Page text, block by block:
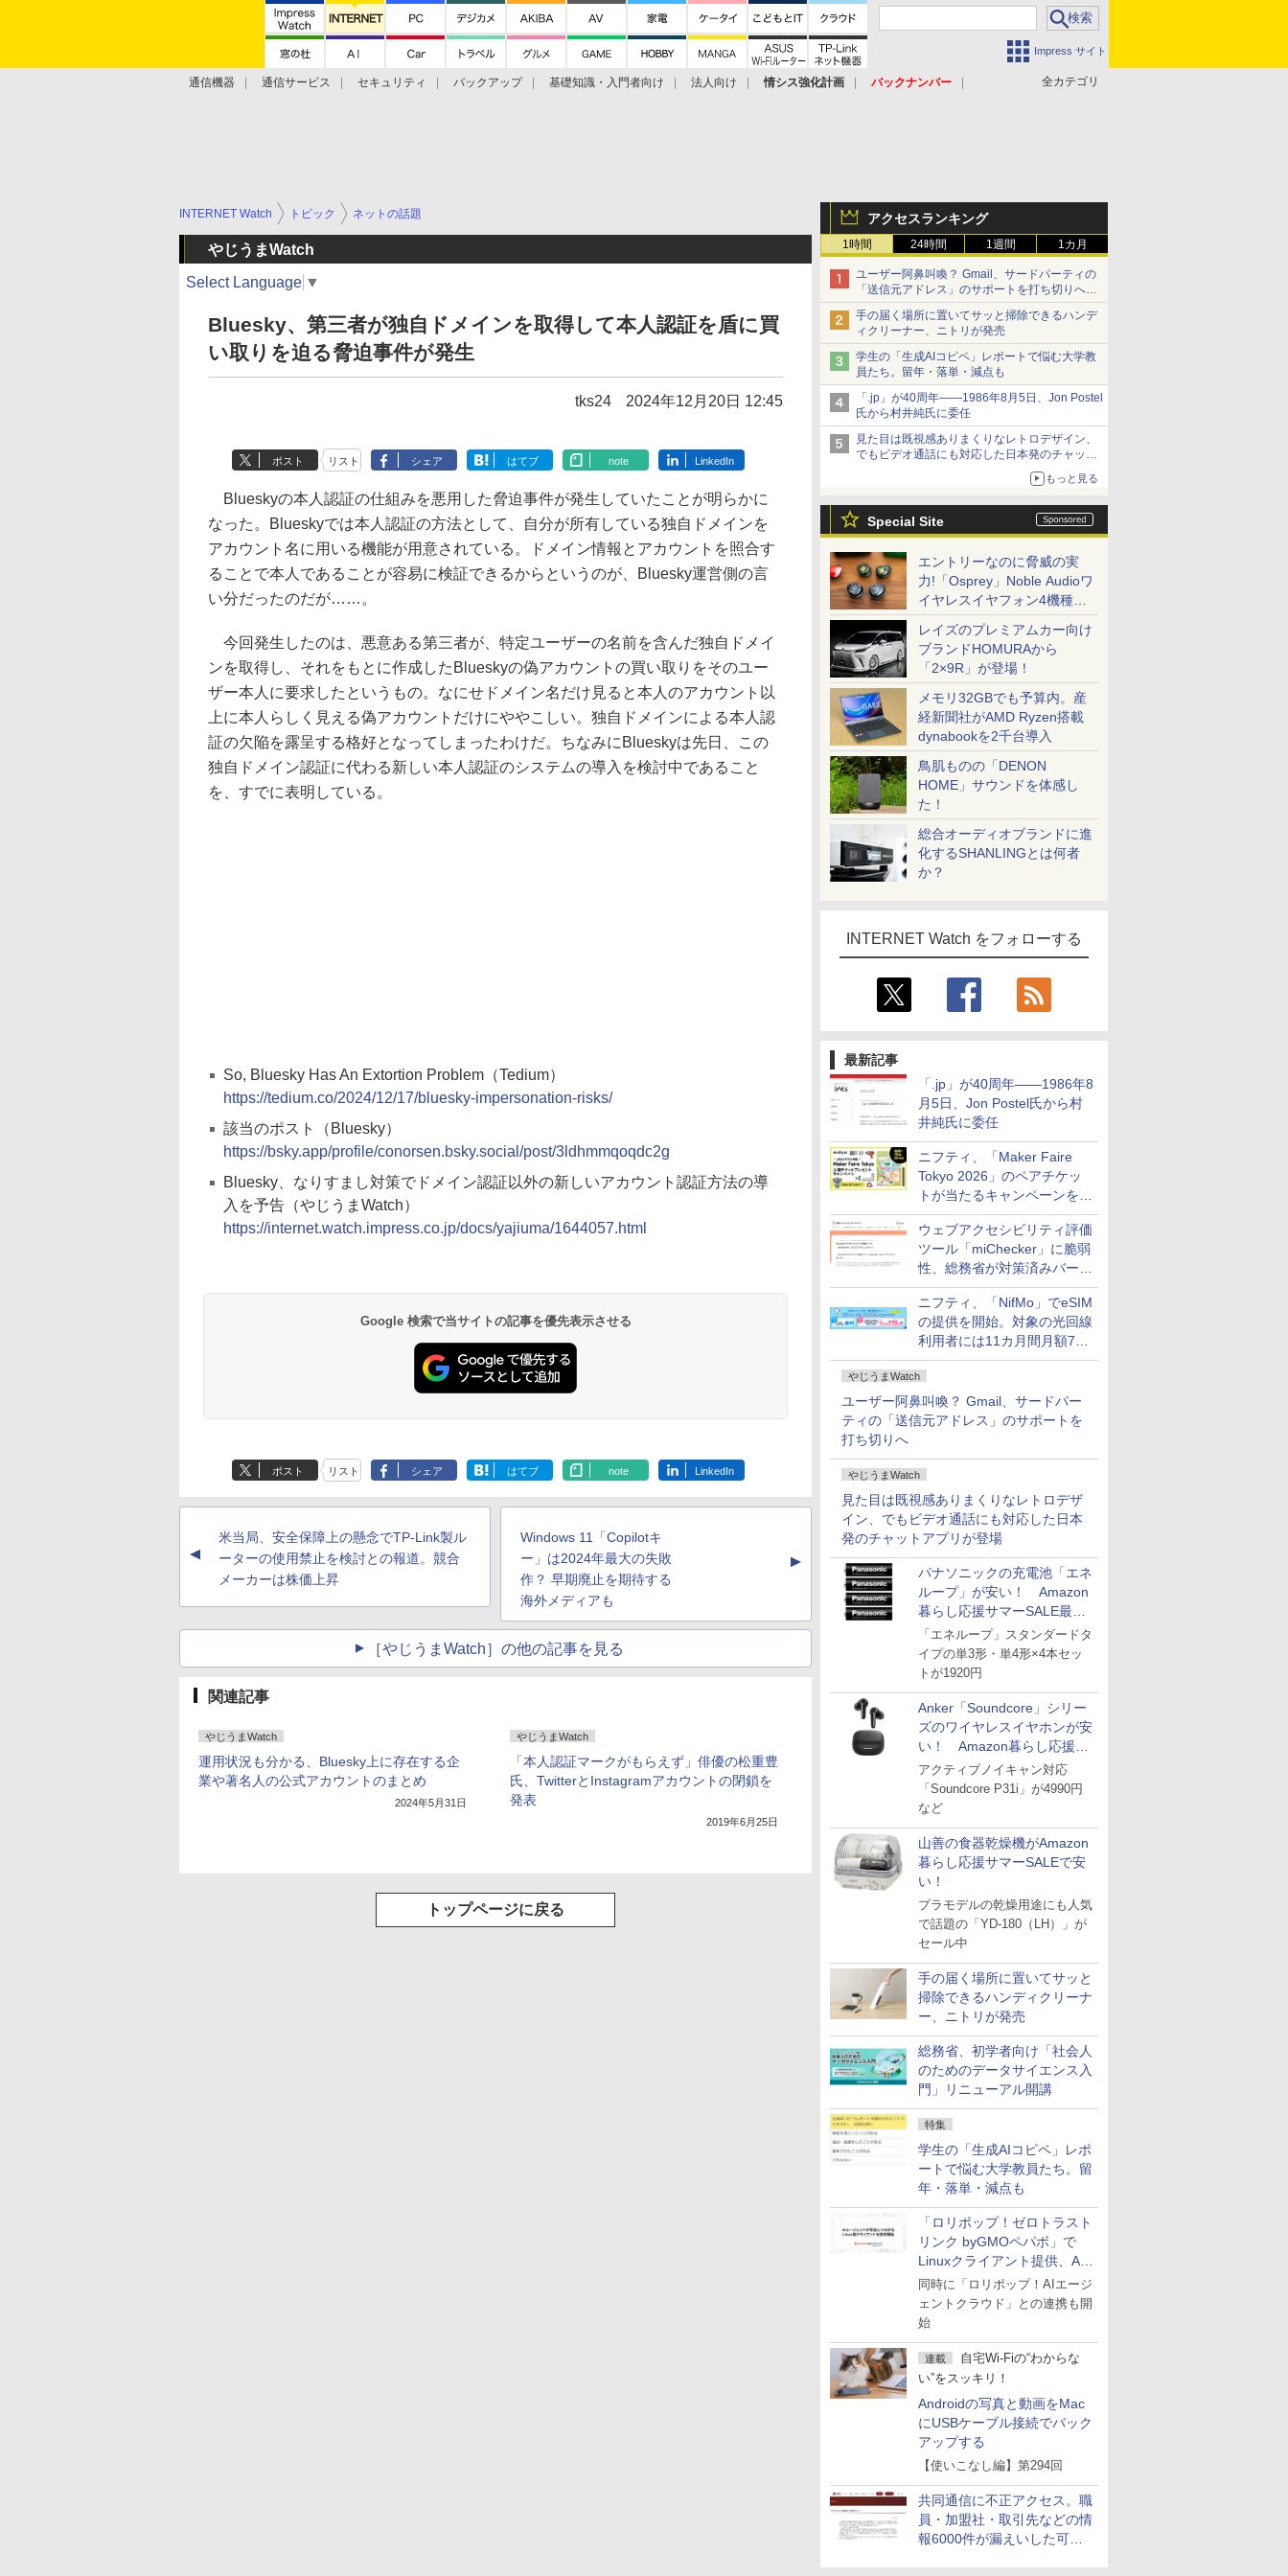
Impress サイト
全カテゴリ
通信機器 通信サービス セキュリティ バックアップ 基礎知識・入門者向け 法人向け 情シス強化計画
バックナンバー
アクセスランキング
1時間 24時間 1週間 1カ月
ユーザー阿鼻叫喚？ Gmail、サードパーティの
「送信元アドレス」のサポートを打ち切りへ
【やじうまWatch】
手の届く場所に置いてサッと掃除できるハンデ
ィクリーナー、ニトリが発売
学生の「生成AIコピペ」レポートで悩む大学教
員たち。留年・落単・減点も
「.jp」が40周年――1986年8月5日、Jon Postel
氏から村井純氏に委任
見た目は既視感ありまくりなレトロデザイン、
でもビデオ通話にも対応した日本発のチャット
もっと見る
Special Site
エントリーなのに脅威の実
力!「Osprey」Noble Audioワ
イヤレスイヤフォン4機種を
一気に聴く
レイズのプレミアムカー向け
ブランドHOMURAから
「2×9R」が登場！
メモリ32GBでも予算内。産
経新聞社がAMD Ryzen搭載
dynabookを2千台導入
鳥肌ものの「DENON
HOME」サウンドを体感し
た！
総合オーディオブランドに進
化するSHANLINGとは何者
か？
INTERNET Watch をフォローする
最新記事
「.jp」が40周年――1986年8
月5日、Jon Postel氏から村
井純氏に委任
ニフティ、「Maker Faire
Tokyo 2026」のペアチケッ
トが当たるキャンペーンをX
で実施。8月16日まで
ウェブアクセシビリティ評価
ツール「miChecker」に脆弱
性、総務省が対策済みバージ
ョンへの更新を呼び掛け
ニフティ、「NifMo」でeSIM
の提供を開始。対象の光回線
利用者には11カ月間月額770
円割引のキャンペーン
やじうまWatch
ユーザー阿鼻叫喚？ Gmail、サードパー
ティの「送信元アドレス」のサポートを
打ち切りへ
やじうまWatch
見た目は既視感ありまくりなレトロデザ
イン、でもビデオ通話にも対応した日本
発のチャットアプリが登場
パナソニックの充電池「エネ
ループ」が安い！ Amazon
暮らし応援サマーSALE最終
日
「エネループ」スタンダードタ
イプの単3形・単4形×4本セッ
トが1920円
Anker「Soundcore」シリー
ズのワイヤレスイヤホンが安
い！ Amazon暮らし応援サ
マーSALE
アクティブノイキャン対応
「Soundcore P31i」が4990円
など
山善の食器乾燥機がAmazon
暮らし応援サマーSALEで安
い！
プラモデルの乾燥用途にも人気
で話題の「YD-180（LH）」が
セール中
手の届く場所に置いてサッと
掃除できるハンディクリーナ
ー、ニトリが発売
総務省、初学者向け「社会人
のためのデータサイエンス入
門」リニューアル開講
特集
学生の「生成AIコピペ」レポ
ートで悩む大学教員たち。留
年・落単・減点も
「ロリポップ！ゼロトラスト
リンク byGMOペパボ」で
Linuxクライアント提供、AI
エージェントの接続が容易に
同時に「ロリポップ！AIエージ
ェントクラウド」との連携も開
始
連載
自宅Wi-Fiの“わからな
い”をスッキリ！
Androidの写真と動画をMac
にUSBケーブル接続でバック
アップする
【使いこなし編】第294回
共同通信に不正アクセス。職
員・加盟社・取引先などの情
報6000件が漏えいした可能
INTERNET Watch トピック ネットの話題
やじうまWatch
Select Language ▼
Bluesky、第三者が独自ドメインを取得して本人認証を盾に買
い取りを迫る脅迫事件が発生
tks24 2024年12月20日 12:45
ポスト リスト シェア はてブ note LinkedIn
Blueskyの本人認証の仕組みを悪用した脅迫事件が発生していたことが明らかに
なった。Blueskyでは本人認証の方法として、自分が所有している独自ドメインを
アカウント名に用いる機能が用意されている。ドメイン情報とアカウントを照合す
ることで本人であることが容易に検証できるからというのが、Bluesky運営側の言
い分だったのだが……。
今回発生したのは、悪意ある第三者が、特定ユーザーの名前を含んだ独自ドメイ
ンを取得し、それをもとに作成したBlueskyの偽アカウントの買い取りをそのユー
ザー本人に要求したというもの。なにせドメイン名だけ見ると本人のアカウント以
上に本人らしく見える偽アカウントだけにややこしい。独自ドメインによる本人認
証の欠陥を露呈する格好となってしまったわけだ。ちなみにBlueskyは先日、この
独自ドメイン認証に代わる新しい本人認証のシステムの導入を検討中であること
を、すでに表明している。
So, Bluesky Has An Extortion Problem（Tedium）
https://tedium.co/2024/12/17/bluesky-impersonation-risks/
該当のポスト（Bluesky）
https://bsky.app/profile/conorsen.bsky.social/post/3ldhmmqoqdc2g
Bluesky、なりすまし対策でドメイン認証以外の新しいアカウント認証方法の導
入を予告（やじうまWatch）
https://internet.watch.impress.co.jp/docs/yajiuma/1644057.html
Google 検索で当サイトの記事を優先表示させる
ポスト リスト シェア はてブ note LinkedIn
▲
米当局、安全保障上の懸念でTP-Link製ル
ーターの使用禁止を検討との報道。競合
メーカーは株価上昇
Windows 11「Copilotキ
ー」は2024年最大の失敗
作？ 早期廃止を期待する
海外メディアも
▲
［やじうまWatch］の他の記事を見る
関連記事
やじうまWatch
運用状況も分かる、Bluesky上に存在する企
業や著名人の公式アカウントのまとめ
2024年5月31日
やじうまWatch
「本人認証マークがもらえず」俳優の松重豊
氏、TwitterとInstagramアカウントの閉鎖を
発表
2019年6月25日
トップページに戻る